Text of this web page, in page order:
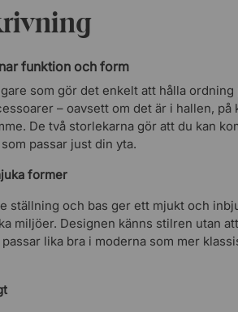
funktion och form
som gör det enkelt att hålla ordning
– oavsett om det är i hallen, på
De två storlekarna gör att du kan
passar just din yta.
former
ställning och bas ger ett mjukt och
miljöer. Designen känns stilren utan
lika bra i moderna som mer